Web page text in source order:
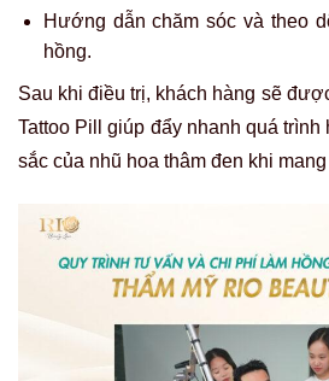
Hướng dẫn chăm sóc và theo
hồng.
Sau khi điều trị, khách hàng sẽ
Tattoo Pill giúp đẩy nhanh quá
sắc của nhũ hoa thâm đen khi